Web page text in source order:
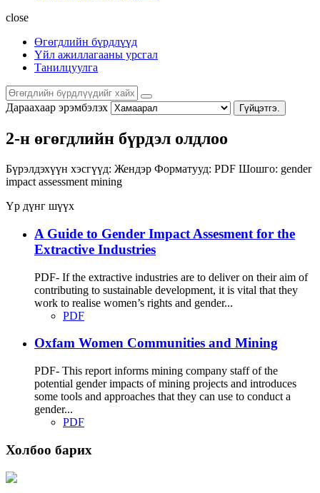
close
Өгөгдлийн бүрдлүүд
Үйл ажиллагааны урсгал
Танилцуулга
Дараахаар эрэмбэлэх Гүйцэтгэ.
2-н өгөгдлийн бүрдэл олдлоо
Бүрэлдэхүүн хэсгүүд: Жендэр Форматууд: PDF Шошго: gender
impact assessment mining
Үр дүнг шүүх
A Guide to Gender Impact Assesment for the
Extractive Industries
PDF- If the extractive industries are to deliver on their aim of
contributing to sustainable development, it is vital that they
work to realise women’s rights and gender...
PDF
Oxfam Women Communities and Mining
PDF- This report informs mining company staff of the
potential gender impacts of mining projects and introduces
some tools and approaches that they can use to conduct a
gender...
PDF
Холбоо барих